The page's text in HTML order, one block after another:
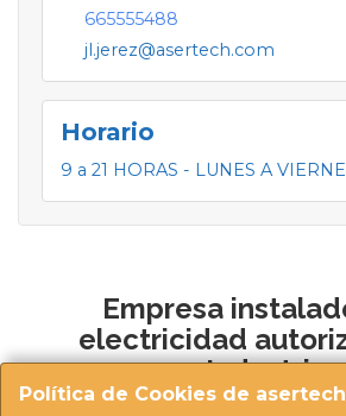
Política de Cookies de
665555488
jl.jerez@asertech.com
Horario
9 a 21 HORAS - LUNES A
Empresa
electricidad
Industria